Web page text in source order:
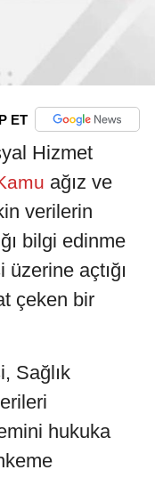
ET
Hizmet
ağız ve
verilerin
bilgi edinme
açtığı
çeken bir
Sağlık
hukuka